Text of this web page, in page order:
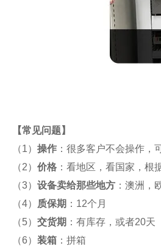
【常见问题】
（1） 操作 ：很多客户不会操作
（2） 价格 ：看地区，看国家，根
（3） 设备卖给那些地方 ：澳洲，
（4）
质保期 ：12个月
（5） 交货期 ：有库存，或者20天
（6） 装箱 ：拼箱